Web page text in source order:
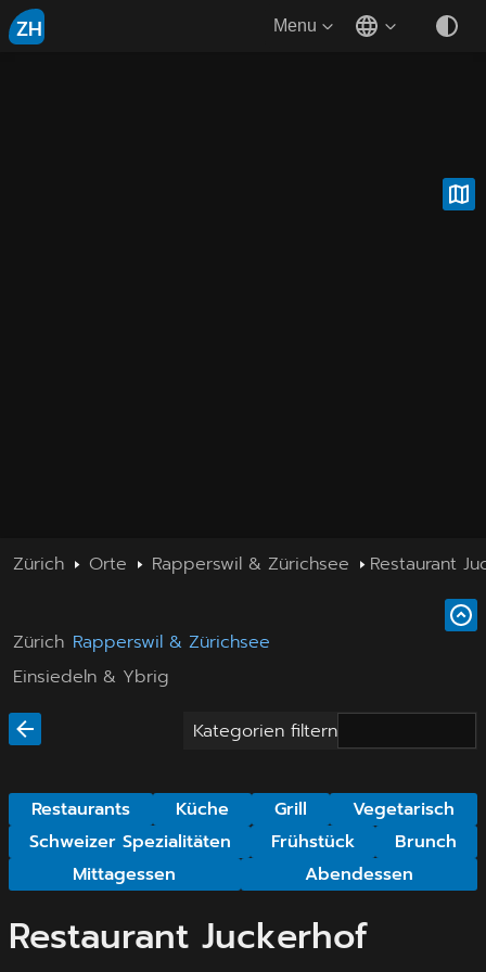
ZH Menu
Zürich Orte Rapperswil & Zürichsee Restaurant
Zürich Rapperswil & Zürichsee
Einsiedeln & Ybrig
Kategorien filtern
Restaurants Küche Grill
Vegetarisch
Schweizer Spezialitäten
Frühstück
Brunch
Mittagessen
Abendessen
Restaurant Juckerhof